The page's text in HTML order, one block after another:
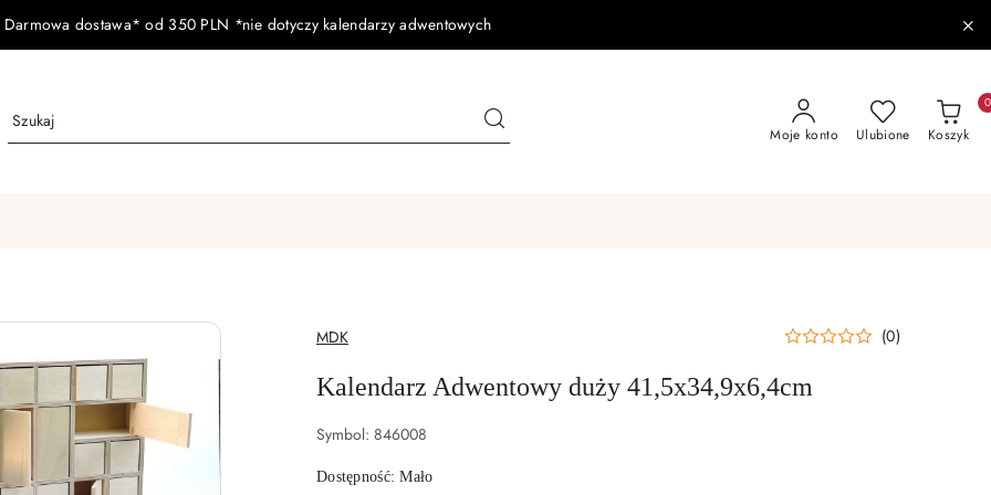
Darmowa dostawa* od 350 PLN *nie dotyczy kalendarzy adwentowych
Moje konto Ulubione Koszyk
0
NAZWA
PRODUCENTA:
MDK (0)
Kalendarz Adwentowy duży 41,5x34,9x6,4cm
Symbol: 846008
Dostępność:Mało